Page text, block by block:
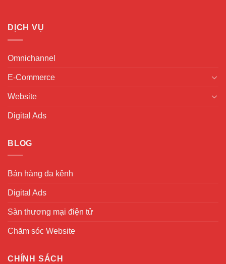
DỊCH VỤ
Omnichannel
E-Commerce
Website
Digital Ads
BLOG
Bán hàng đa kênh
Digital Ads
Sàn thương mại điện tử
Chăm sóc Website
CHÍNH SÁCH